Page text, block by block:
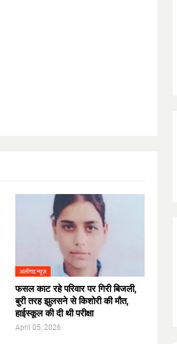
अलीगढ न्यूज़
फसल काट रहे परिवार पर गिरी बिजली,
बुरी तरह झुलसने से किशोरी की मौत,
हाईस्कूल की दी थी परीक्षा
April 05, 2026